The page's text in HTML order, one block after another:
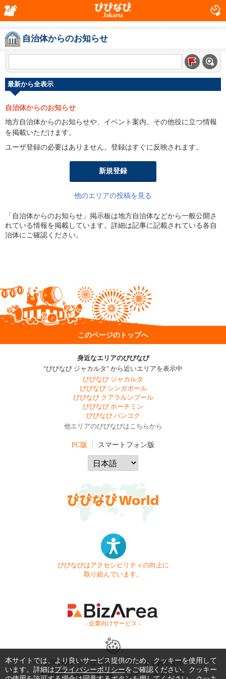
Jakarta
自治体からのお知らせ
最新から全表示
自治体からのお知らせ
地方自治体からのお知らせや、イベント案内、その他役に立つ情報
を掲載いただけます。
ユーザ登録の必要はありません。登録はすぐに反映されます。
新規登録
他のエリアの投稿を見る
「自治体からのお知らせ」掲示板は地方自治体などから一般公開さ
れている情報を掲載しています。詳細は記事に記載されている各自
治体にご確認ください。
このページのトップへ
身近なエリアのびびなび
"びびなび ジャカルタ" から近いエリアを表示中
びびなび ジャカルタ
びびなび シンガポール
びびなび クアラルンプール
びびなび ホーチミン
びびなび バンコク
他エリアのびびなびはこちらから
PC版 スマートフォン版
びびなびはアクセシビリティの向上に
取り組んでいます。
- 企業向けサービス -
お問い合わせ はじめてガイド
よくある質問
利用規約
商標・著作権 プライバシーポリシー
本サイトでは、より良いサービス提供のため、クッキーを使用して
います。詳細はプライバシーポリシーをご確認ください。クッキー